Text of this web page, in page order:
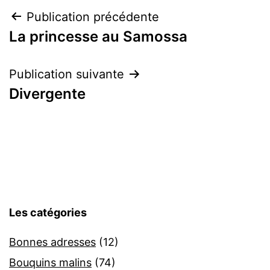
Navigation
de
l’article
Publication précédente
La princesse au Samossa
Publication suivante
Divergente
Les catégories
Bonnes adresses (12)
Bouquins malins (74)